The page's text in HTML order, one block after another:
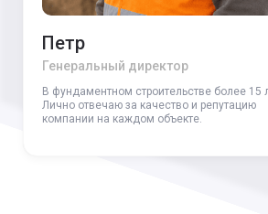
Петр
Генеральный директор
В фундаментном строительстве более 15
Лично отвечаю за качество и репутацию
компании на каждом объекте.